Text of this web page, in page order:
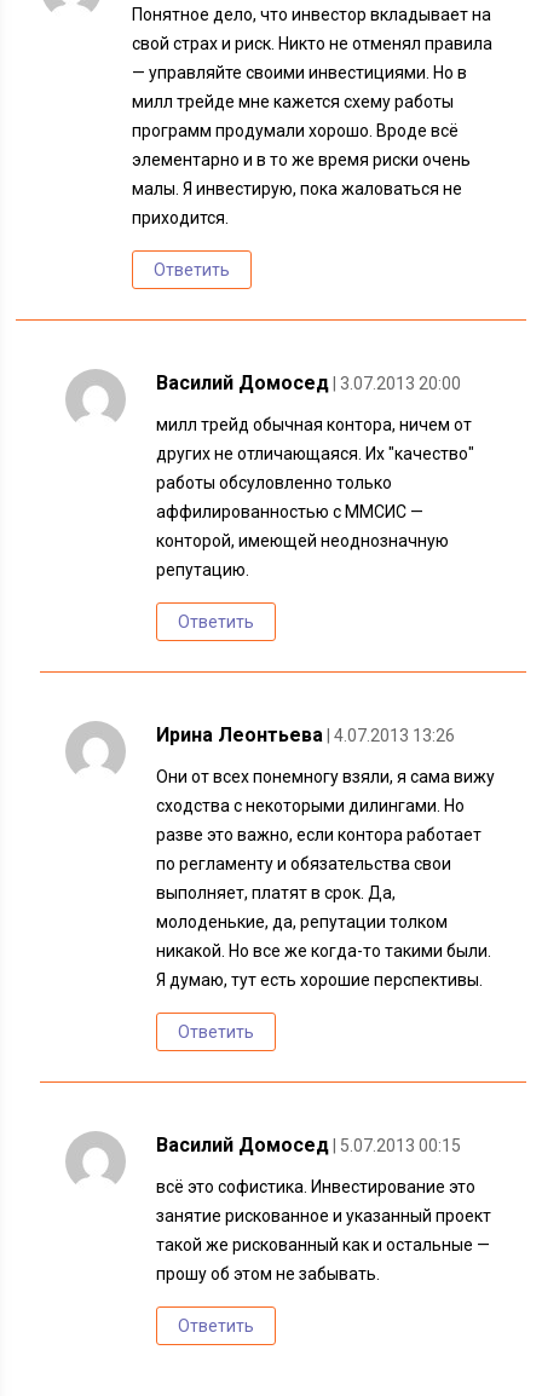
Понятное дело, что инвестор вкладывает на
свой страх и риск. Никто не отменял правила
— управляйте своими инвестициями. Но в
милл трейде мне кажется схему работы
программ продумали хорошо. Вроде всё
элементарно и в то же время риски очень
малы. Я инвестирую, пока жаловаться не
приходится.
Ответить
Василий Домосед | 3.07.2013 20:00
милл трейд обычная контора, ничем от
других не отличающаяся. Их "качество"
работы обсуловленно только
аффилированностью с ММСИС —
конторой, имеющей неоднозначную
репутацию.
Ответить
Ирина Леонтьева | 4.07.2013 13:26
Они от всех понемногу взяли, я сама вижу
сходства с некоторыми дилингами. Но
разве это важно, если контора работает
по регламенту и обязательства свои
выполняет, платят в срок. Да,
молоденькие, да, репутации толком
никакой. Но все же когда-то такими были.
Я думаю, тут есть хорошие перспективы.
Ответить
Василий Домосед | 5.07.2013 00:15
всё это софистика. Инвестирование это
занятие рискованное и указанный проект
такой же рискованный как и остальные —
прошу об этом не забывать.
Ответить